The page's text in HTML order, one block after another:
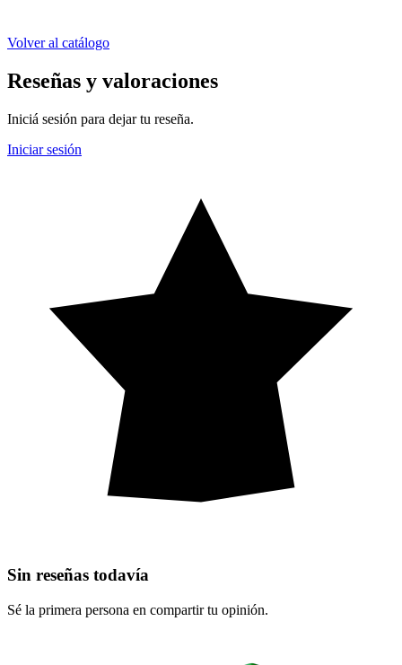
Volver al catálogo
Reseñas y valoraciones
Iniciá sesión para dejar tu reseña.
Iniciar sesión
Sin reseñas todavía
Sé la primera persona en compartir tu opinión.